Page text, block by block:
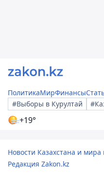
ПолитикаМирФинансы
#Выборы в Курултай
+19°
Новости Казахстана и мира
Редакция Zakon.kz